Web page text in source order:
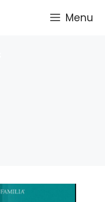
Menu